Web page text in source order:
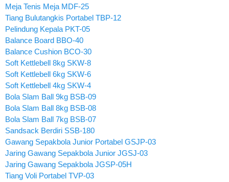
Meja Tenis Meja MDF-25
Tiang Bulutangkis Portabel TBP-12
Pelindung Kepala PKT-05
Balance Board BBO-40
Balance Cushion BCO-30
Soft Kettlebell 8kg SKW-8
Soft Kettlebell 6kg SKW-6
Soft Kettlebell 4kg SKW-4
Bola Slam Ball 9kg BSB-09
Bola Slam Ball 8kg BSB-08
Bola Slam Ball 7kg BSB-07
Sandsack Berdiri SSB-180
Gawang Sepakbola Junior Portabel GSJP-03
Jaring Gawang Sepakbola Junior JGSJ-03
Jaring Gawang Sepakbola JGSP-05H
Tiang Voli Portabel TVP-03